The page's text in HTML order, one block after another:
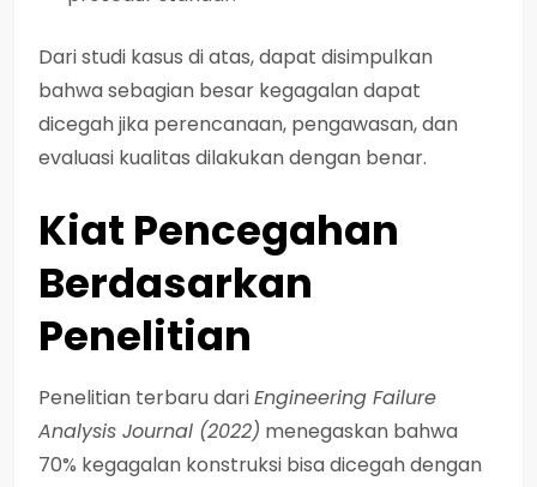
Dari studi kasus di atas, dapat disimpulkan
bahwa sebagian besar kegagalan dapat
dicegah jika perencanaan, pengawasan, dan
evaluasi kualitas dilakukan dengan benar.
Kiat Pencegahan
Berdasarkan
Penelitian
Penelitian terbaru dariEngineering Failure
Analysis Journal (2022) menegaskan bahwa
70% kegagalan konstruksi bisa dicegah dengan